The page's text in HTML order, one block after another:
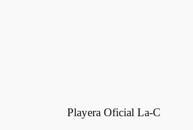
Playera Oficial La-C